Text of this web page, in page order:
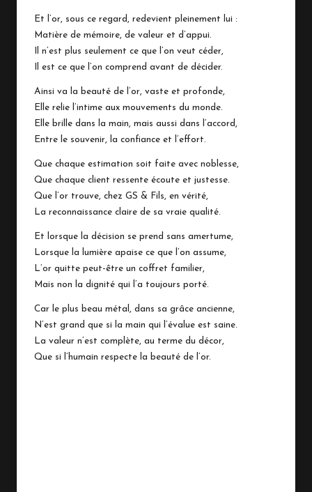
Et l’or, sous ce regard, redevient pleinement lui :
Matière de mémoire, de valeur et d’appui.
Il n’est plus seulement ce que l’on veut céder,
Il est ce que l’on comprend avant de décider.
Ainsi va la beauté de l’or, vaste et profonde,
Elle relie l’intime aux mouvements du monde.
Elle brille dans la main, mais aussi dans l’accord,
Entre le souvenir, la confiance et l’effort.
Que chaque estimation soit faite avec noblesse,
Que chaque client ressente écoute et justesse.
Que l’or trouve, chez GS & Fils, en vérité,
La reconnaissance claire de sa vraie qualité.
Et lorsque la décision se prend sans amertume,
Lorsque la lumière apaise ce que l’on assume,
L’or quitte peut-être un coffret familier,
Mais non la dignité qui l’a toujours porté.
Car le plus beau métal, dans sa grâce ancienne,
N’est grand que si la main qui l’évalue est saine.
La valeur n’est complète, au terme du décor,
Que si l’humain respecte la beauté de l’or.